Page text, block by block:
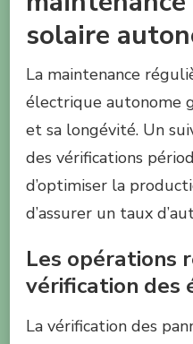
solaire
La maintenance
électrique autonome
et sa longévité. Un
des vérifications
d’optimiser la
d’assurer un taux
Les opérations
vérification des
La vérification des